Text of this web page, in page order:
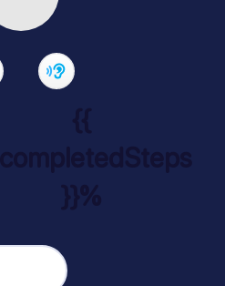
{{
completedSteps
}}%